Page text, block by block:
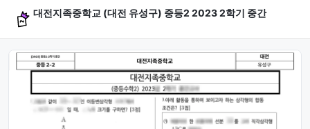
대전지족중학교 (대전 유성구) 중등2 2023 2학기 중간
문제 미리보기 (4문항)